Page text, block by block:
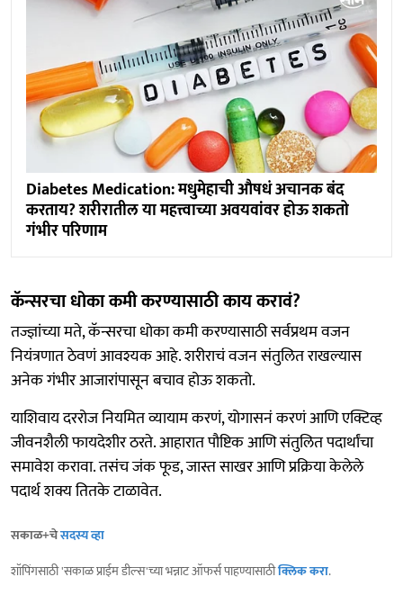
Diabetes Medication: मधुमेहाची औषधं अचानक बंद
करताय? शरीरातील या महत्त्वाच्या अवयवांवर होऊ शकतो
गंभीर परिणाम
कॅन्सरचा धोका कमी करण्यासाठी काय करावं?
तज्ज्ञांच्या मते, कॅन्सरचा धोका कमी करण्यासाठी सर्वप्रथम वजन
नियंत्रणात ठेवणं आवश्यक आहे. शरीराचं वजन संतुलित राखल्यास
अनेक गंभीर आजारांपासून बचाव होऊ शकतो.
याशिवाय दररोज नियमित व्यायाम करणं, योगासनं करणं आणि एक्टिव्ह
जीवनशैली फायदेशीर ठरते. आहारात पौष्टिक आणि संतुलित पदार्थांचा
समावेश करावा. तसंच जंक फूड, जास्त साखर आणि प्रक्रिया केलेले
पदार्थ शक्य तितके टाळावेत.
सकाळ+चेसदस्य व्हा
शॉपिंगसाठी 'सकाळ प्राईम डील्स'च्या भन्नाट ऑफर्स पाहण्यासाठीक्लिक करा.